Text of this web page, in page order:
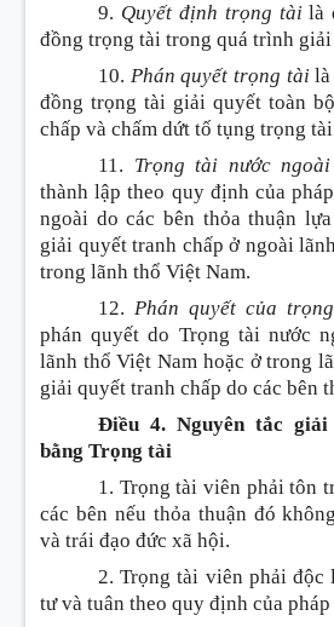
9. Quyết định trọng tài là
đồng trọng tài trong quá trình
10. Phán quyết trọng tài
đồng trọng tài giải quyết toàn
chấp và chấm dứt tố tụng trọng
11. Trọng tài nước ngoài
thành lập theo quy định của
ngoài do các bên thỏa thuận
giải quyết tranh chấp ở ngoài
trong lãnh thổ Việt Nam.
12. Phán quyết của
phán quyết do Trọng tài nước
lãnh thổ Việt Nam hoặc ở trong
giải quyết tranh chấp do các bên
Điều 4. Nguyên tắc
bằng Trọng tài
1. Trọng tài viên phải tôn
các bên nếu thỏa thuận đó
và trái đạo đức xã hội.
2. Trọng tài viên phải độc
tư và tuân theo quy định của